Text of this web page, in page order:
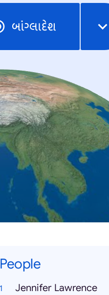
બાંગ્લાદેશ
People
Jennifer Lawrence